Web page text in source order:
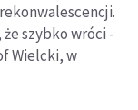
szybko wróci -
Wielcki, w